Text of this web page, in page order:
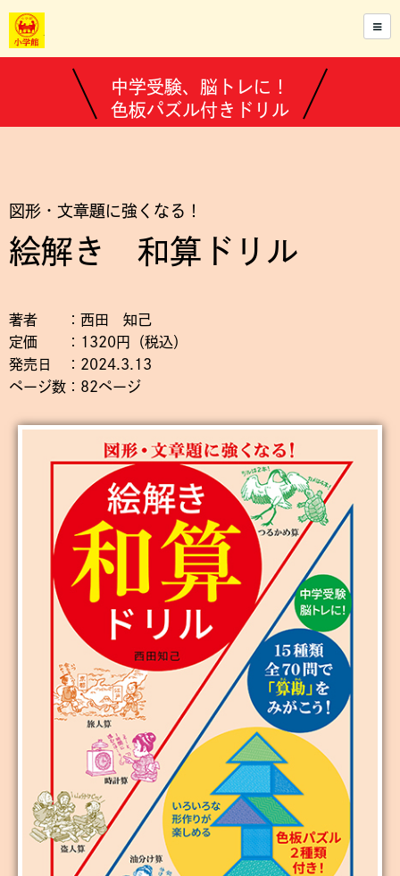
中学受験、脳トレに！
色板パズル付きドリル
図形・文章題に強くなる！
絵解き 和算ドリル
著者 ：西田 知己
定価 ：1320円（税込）
発売日 ：2024.3.13
ページ数：82ページ